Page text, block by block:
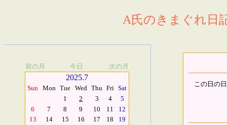
A氏のきまぐれ日
前の月 今日 次の月
2025.7
Sun Mon Tue Wed Thu Fri Sat
1
2 3 4
5
6
7 8 9 10 11
12
13
14 15 16 17 18
19
この日の